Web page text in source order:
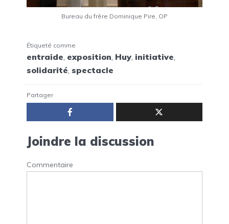
Bureau du frère Dominique Pire, OP
Étiqueté comme
entraide, exposition, Huy, initiative,
solidarité, spectacle
Partager
Joindre la discussion
Commentaire